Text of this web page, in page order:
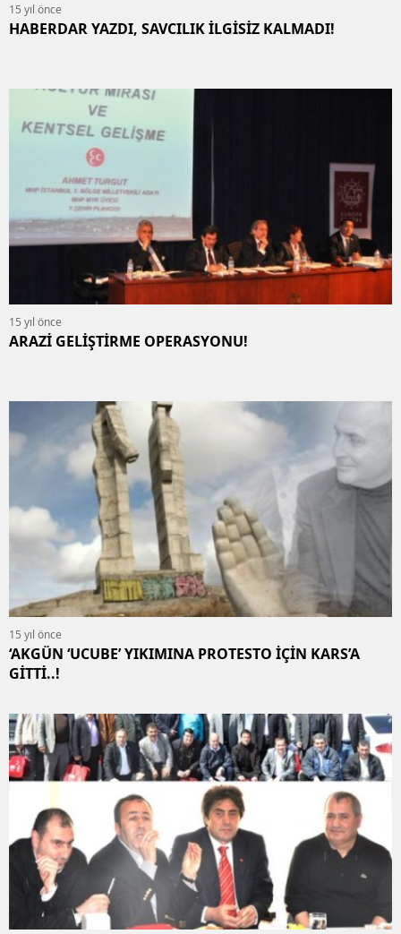
15 yıl önce
HABERDAR YAZDI, SAVCILIK İLGİSİZ KALMADI!
15 yıl önce
ARAZİ GELİŞTİRME OPERASYONU!
15 yıl önce
‘AKGÜN ‘UCUBE’ YIKIMINA PROTESTO İÇİN KARS’A
GİTTİ..!